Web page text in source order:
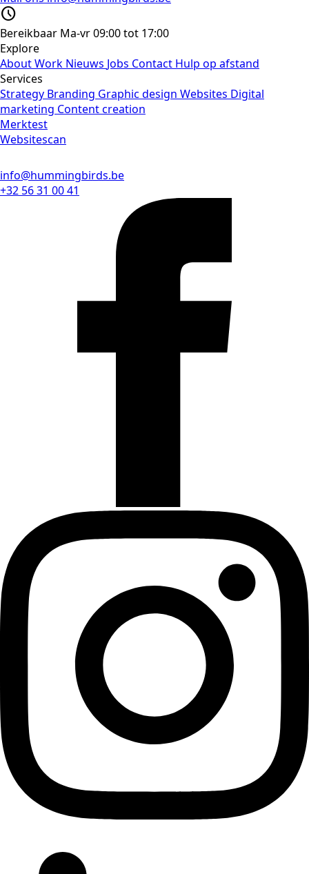
schedule
Bereikbaar Ma-vr 09:00 tot 17:00
Explore
AboutWork Nieuws Jobs Contact Hulp op afstand
Services
Strategy Branding Graphic design Websites Digital
marketing Content creation
Merktest
Websitescan
info@hummingbirds.be
+32 56 31 00 41